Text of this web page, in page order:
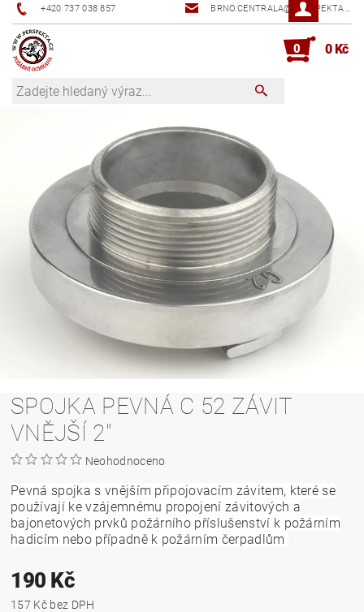
+420 737 038 857 BRNO.CENTRALA@PERSPEKTA.CZ
0 0 Kč
SPOJKA PEVNÁ C 52 ZÁVIT
VNĚJŠÍ 2"
Neohodnoceno
Pevná spojka s vnějším připojovacím závitem, které se
používají ke vzájemnému propojení závitových a
bajonetových prvků požárního příslušenství k požárním
hadicím nebo případně k požárním čerpadlům
190 Kč
157 Kč bez DPH